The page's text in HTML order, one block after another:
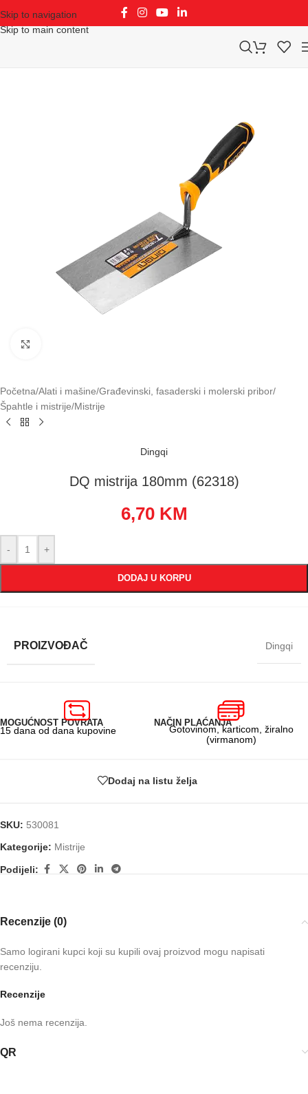
Skip to navigation
Skip to main content
Početna/Alati i mašine/Građevinski, fasaderski i molerski pribor/
Špahtle i mistrije/Mistrije
Dingqi
DQ mistrija 180mm (62318)
6,70 KM
- +
DODAJ U KORPU
PROIZVOĐAČ Dingqi
MOGUĆNOST POVRATA
15 dana od dana kupovine
NAČIN PLAĆANJA
Gotovinom, karticom, žiralno
(virmanom)
Dodaj na listu želja
SKU: 530081
Kategorije: Mistrije
Podijeli:
Recenzije (0)
Recenzije
Još nema recenzija.
Samo logirani kupci koji su kupili ovaj proizvod mogu napisati
recenziju.
QR